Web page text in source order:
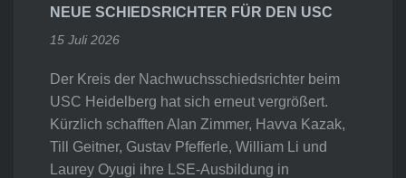
NEUE SCHIEDSRICHTER FÜR DEN USC
15 Juli 2026
Der Kreis der Nachwuchsschiedsrichter beim
USC Heidelberg hat sich erneut vergrößert.
Kürzlich schafften Alan Zimmer, Havva Kazak,
Till Geitner, Gustav Pfefferle, William Li und
Laurey Oyugi ihre LSE-Ausbildung in